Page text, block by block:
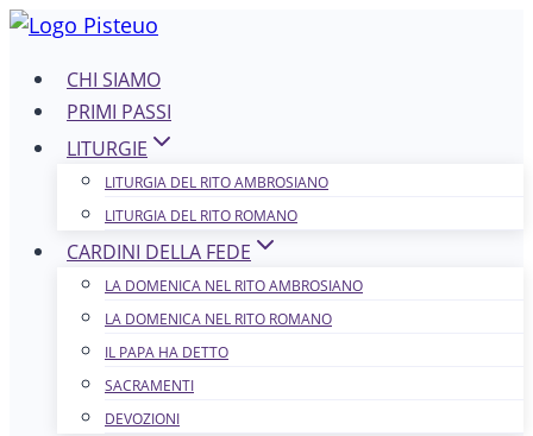
Salta
contenutoCHI SIAMO
PRIMI PASSI
LITURGIE
LITURGIA DEL RITO AMBROSIANO
LITURGIA DEL RITO ROMANO
CARDINI DELLA FEDE
LA DOMENICA NEL R​​​​​​ITO AMBROSIANO
LA DOMENICA NEL RITO ROMANO
IL PAPA HA DETTO
SACRAMENTI
DEVOZIONI